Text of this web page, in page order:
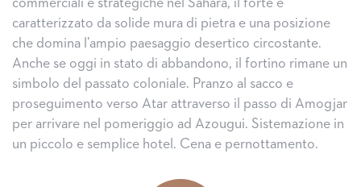
commerciali e strategiche nel Sahara, il forte è
caratterizzato da solide mura di pietra e una posizione
che domina l’ampio paesaggio desertico circostante.
Anche se oggi in stato di abbandono, il fortino rimane un
simbolo del passato coloniale. Pranzo al sacco e
proseguimento verso Atar attraverso il passo di Amogjar
per arrivare nel pomeriggio ad Azougui. Sistemazione in
un piccolo e semplice hotel. Cena e pernottamento.